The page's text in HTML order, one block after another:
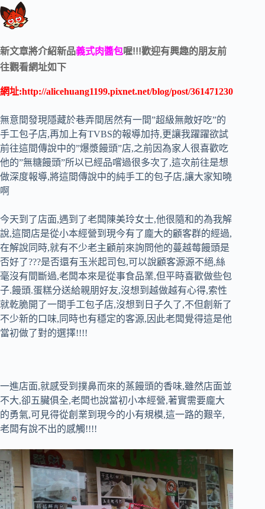
新文章將介紹新品義式肉醬包喔!!!歡迎有興趣的朋友前
往觀看網址如下
網址:http://alicehuang1199.pixnet.net/blog/post/361471230
無意間發現隱藏於巷弄間居然有一間”超級無敵好吃”的
手工包子店,再加上有TVBS的報導加持,更讓我躍躍欲試
前往這間傳說中的”爆漿饅頭”店,之前因為家人很喜歡吃
他的”無糖饅頭”所以已經品嚐過很多次了,這次前往是想
做深度報導,將這間傳說中的純手工的包子店,讓大家知曉
啊
今天到了店面,遇到了老闆陳美玲女士,他很隨和的為我解
說,這間店是從小本經營到現今有了龐大的顧客群的經過,
在解說同時,就有不少老主顧前來詢問他的蔓越莓饅頭是
否好了???是否還有玉米起司包,可以說顧客源源不絕,絲
毫沒有間斷過,老闆本來是從事食品業,但平時喜歡做些包
子.饅頭.蛋糕分送給親朋好友,沒想到越做越有心得,索性
就乾脆開了一間手工包子店,沒想到日子久了,不但創新了
不少新的口味,同時也有穩定的客源,因此老闆覺得這是他
當初做了對的選擇!!!!
一進店面,就感受到撲鼻而來的蒸饅頭的香味,雖然店面並
不大,卻五臟俱全,老闆也說當初小本經營,著實需要龐大
的勇氣,可見得從創業到現今的小有規模,這一路的艱辛,
老闆有說不出的感觸!!!!